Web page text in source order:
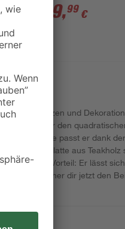
94 x 74 x 210 cm
299,99 €
deine Pflanzen und
legen wir dir den
viele Balkone passt er dank
Die Tischplatte aus Teakholz
von Vorteil: Er lässt
lagern. Sicher dir jetzt den